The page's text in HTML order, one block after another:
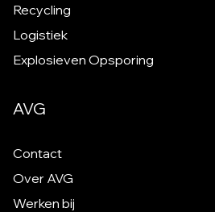
Recycling
Logistiek
Explosieven Opsporing
AVG
Contact
Over AVG
Werken bij